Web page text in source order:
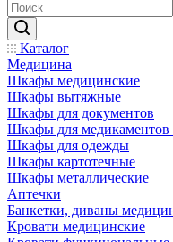
Каталог
Медицина
Шкафы медицинские
Шкафы вытяжные
Шкафы для документов
Шкафы для медикаментов
Шкафы для одежды
Шкафы картотечные
Шкафы металлические
Аптечки
Банкетки, диваны
Кровати медицинские